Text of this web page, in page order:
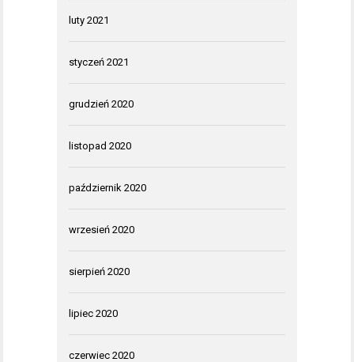
luty 2021
styczeń 2021
grudzień 2020
listopad 2020
październik 2020
wrzesień 2020
sierpień 2020
lipiec 2020
czerwiec 2020